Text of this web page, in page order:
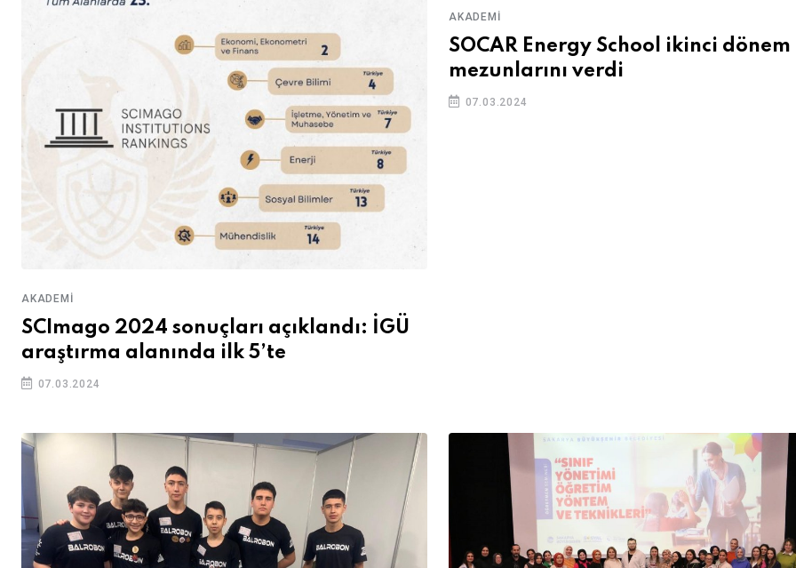
AKADEMI
SCImago 2024 sonuçları açıklandı: İGÜ
araştırma alanında ilk 5’te
07.03.2024
AKADEMI
SOCAR Energy School ikinci dönem
mezunlarını verdi
07.03.2024